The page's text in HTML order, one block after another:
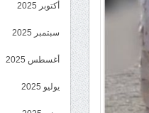
أكتوبر 2025
سبتمبر 2025
أغسطس 2025
يوليو 2025